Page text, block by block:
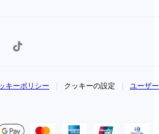
キーポリシー クッキーの設定
ユーザ